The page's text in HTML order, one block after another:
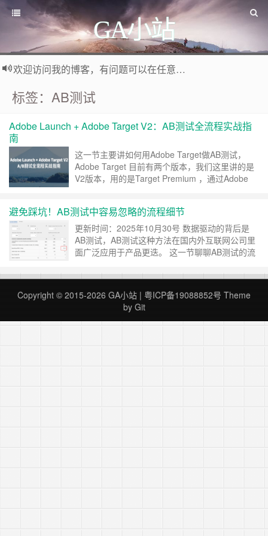
GA小站
欢迎访问我的博客，有问题可以在任意文章底部留言评论
标签：AB测试
Adobe Launch + Adobe Target V2：AB测试全流程实战指
南
这一节主要讲如何用Adobe Target做AB测试，
Adobe Target 目前有两个版本，我们这里讲的是
V2版本，用的是Target Premium ，通过Adobe
试的实验。 前提 必须要有Adobe Launch和
Ado……继续阅读 »
避免踩坑！AB测试中容易忽略的流程细节
更新时间：2025年10月30号 数据驱动的背后是
AB测试，AB测试这种方法在国内外互联网公司里
面广泛应用于产品更迭。 这一节聊聊AB测试的流
提出假设 AB测试的第一步是分析业务数据，确定
当前最关键的改进点，提出优化改进的假设。 比
如对于某个着陆页，注册按钮的文案是“注册”，注
册率现在是5%，觉得文案还有提升空间……
阅读 »
Copyright © 2015-2026 GA小站 | 粤ICP备19088852号 Theme
by Git